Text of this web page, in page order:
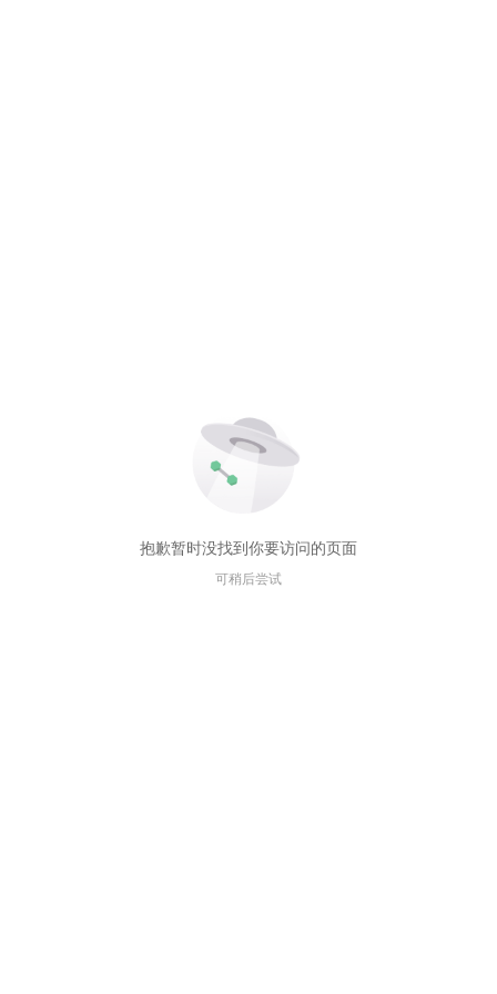
抱歉暂时没找到你要访问的页面
可稍后尝试